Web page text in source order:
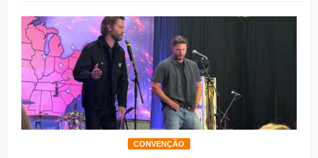
CONVENÇÃO